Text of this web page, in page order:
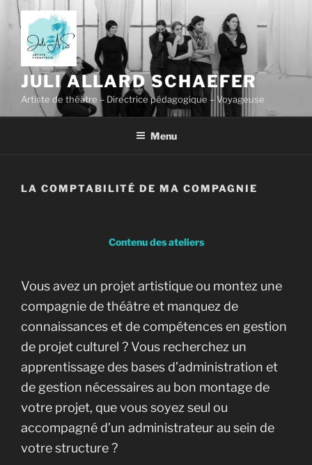
Skip
to
content
JULI ALLARD SCHAEFER
Artiste de théâtre – Directrice pédagogique – Voyageuse
Menu
LA COMPTABILITÉ DE MA COMPAGNIE
Contenu des ateliers
Vous avez un projet artistique ou montez une
compagnie de théâtre et manquez de
connaissances et de compétences en gestion
de projet culturel ? Vous recherchez un
apprentissage des bases d’administration et
de gestion nécessaires au bon montage de
votre projet, que vous soyez seul ou
accompagné d’un administrateur au sein de
votre structure ?